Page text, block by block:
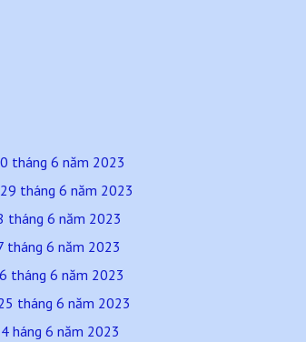
tháng 6 năm 2023
tháng 6 năm 2023
tháng 6 năm 2023
tháng 6 năm 2023
tháng 6 năm 2023
tháng 6 năm 2023
háng 6 năm 2023